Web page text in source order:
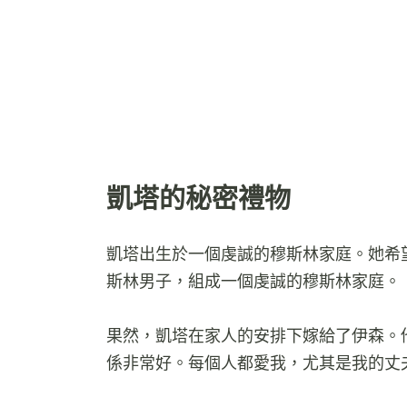
凱塔的秘密禮物
凱塔出生於一個虔誠的穆斯林家庭。她
斯林男子，組成一個虔誠的穆斯林家庭。
果然，凱塔在家人的安排下嫁給了伊森
係非常好。每個人都愛我，尤其是我的